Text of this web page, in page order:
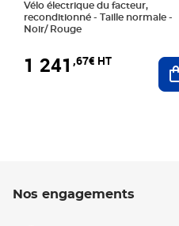
Vélo électrique du facteur,
reconditionné - Taille normale -
Noir/ Rouge
1 241 ,67€ HT
Nos engagements